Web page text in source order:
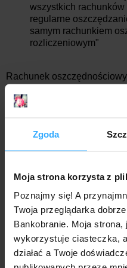
Zgoda
Moja strona korzysta z
Poznajmy się! A
Twoja przeglądarka
Bankobranie. Moja
wykorzystuje ciasteczka,
działać a Twoje
wszystkich
regularne
samym rachunkiem
rozliczeniowym"
Rachunek
ramach usługi Moje cele
zł. W miesiącu
Przydatne dokumenty:
taryfa prowizji i opłat
Mr. Złotówa o godz.:11:20
21 komentarzy: